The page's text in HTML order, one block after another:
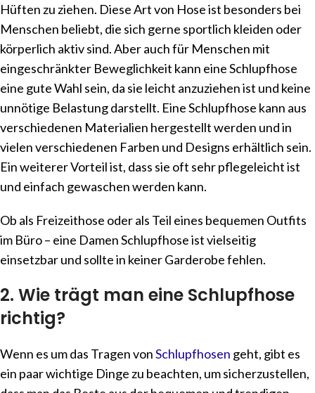
Hüften zu ziehen. Diese Art von Hose ist besonders bei
Menschen beliebt, die sich gerne sportlich kleiden oder
körperlich aktiv sind. Aber auch für Menschen mit
eingeschränkter Beweglichkeit kann eine Schlupfhose
eine gute Wahl sein, da sie leicht anzuziehen ist und keine
unnötige Belastung darstellt. Eine Schlupfhose kann aus
verschiedenen Materialien hergestellt werden und in
vielen verschiedenen Farben und Designs erhältlich sein.
Ein weiterer Vorteil ist, dass sie oft sehr pflegeleicht ist
und einfach gewaschen werden kann.
Ob als Freizeithose oder als Teil eines bequemen Outfits
im Büro – eine Damen Schlupfhose ist vielseitig
einsetzbar und sollte in keiner Garderobe fehlen.
2. Wie trägt man eine Schlupfhose
richtig?
Wenn es um das Tragen vonSchlupfhosen geht, gibt es
ein paar wichtige Dinge zu beachten, um sicherzustellen,